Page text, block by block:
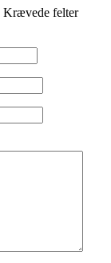
Krævede felter